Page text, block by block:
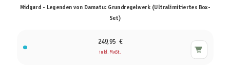
Midgard - Legenden von Damatu: Grundregelwerk (Ultralimitiertes Box-
Set)
249,95 €
inkl. MwSt.